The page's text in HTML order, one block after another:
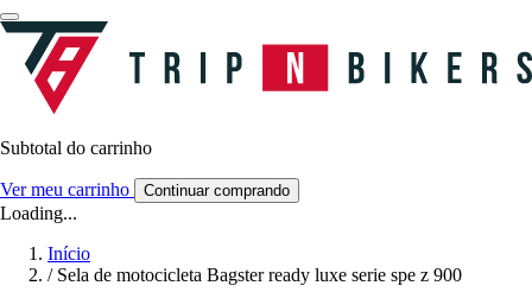
Subtotal do carrinho
Ver meu carrinho Continuar comprando
Loading...
Início
/ Sela de motocicleta Bagster ready luxe serie spe z 900